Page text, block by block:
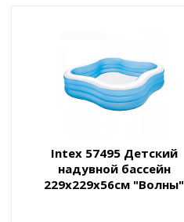
Intex 57495 Детский
надувной бассейн
229х229х56см "Волны"